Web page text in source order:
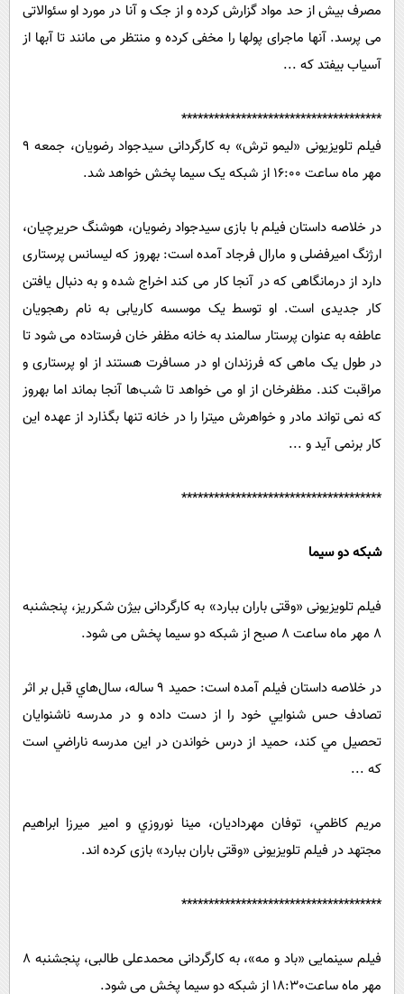
مصرف بیش از حد مواد گزارش کرده و از جک و آنا در مورد او سئوالاتی
می پرسد. آنها ماجرای پولها را مخفی کرده و منتظر می مانند تا آبها از
آسیاب بیفتد که ...
*************************************
فیلم تلویزیونی «لیمو ترش» به کارگردانی سیدجواد رضویان، جمعه 9
مهر ‌ماه ساعت 16:00 از شبکه یک سیما پخش خواهد شد.
در خلاصه داستان فیلم با بازی سیدجواد رضویان، هوشنگ حریرچیان،
ارژنگ امیرفضلی و مارال فرجاد آمده است: بهروز که لیسانس پرستاری
دارد از درمانگاهی که در آنجا کار می کند اخراج شده و به دنبال یافتن
کار جدیدی است. او توسط یک موسسه کاریابی به نام رهجویان
عاطفه به عنوان پرستار سالمند به خانه مظفر خان فرستاده می شود تا
در طول یک ماهی که فرزندان او در مسافرت هستند از او پرستاری و
مراقبت کند. مظفرخان از او می خواهد تا شب‌ها آنجا بماند اما بهروز
که نمی تواند مادر و خواهرش میترا را در خانه تنها بگذارد از عهده این
کار برنمی آید و ...
*************************************
شبکه دو سیما
فیلم تلویزیونی «وقتی باران ببارد» به‌ کارگردانی بیژن شکرریز، پنجشنبه
8 مهر ماه ساعت ‌‌8 صبح از شبکه دو سیما پخش می شود.
در خلاصه داستان فیلم آمده است: حميد 9 ساله، سال‌هاي قبل بر اثر
تصادف حس شنوايي خود را از دست داده و در مدرسه ناشنوايان
تحصيل مي كند، حميد از درس خواندن در اين مدرسه ناراضي است
که ...
مريم كاظمي، توفان مهرداديان، مينا نوروزي و امير ميرزا ابراهيم
مجتهد در فیلم تلویزیونی «وقتی باران ببارد» بازی کرده اند.
*************************************
فیلم سینمایی «باد و مه»، به کارگردانی محمدعلی طالبی، پنجشنبه 8
مهر ماه ساعت18:30 از شبکه دو سیما پخش می شود.